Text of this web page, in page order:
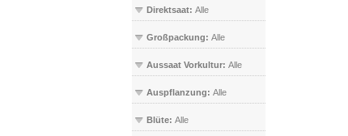
Direktsaat: Alle
Großpackung: Alle
Aussaat Vorkultur: Alle
Auspflanzung: Alle
Blüte: Alle